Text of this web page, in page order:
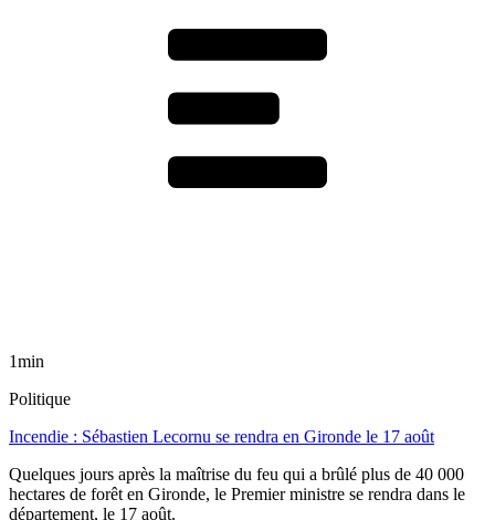
1min
Politique
Incendie : Sébastien Lecornu se rendra en Gironde le 17 août
Quelques jours après la maîtrise du feu qui a brûlé plus de 40 000
hectares de forêt en Gironde, le Premier ministre se rendra dans le
département, le 17 août.